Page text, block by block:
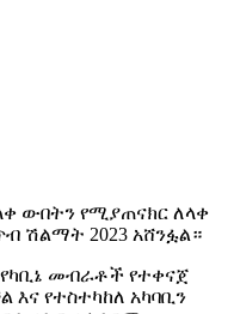
ውበትን የሚያጠናክር ለላቀ
ሽልማት 2023 አሸንፏል።
መብራቶች የተቀናጀ
እና የተስተካከለ አካባቢን